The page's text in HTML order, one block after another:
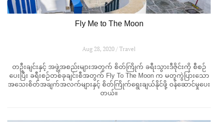
Fly Me to The Moon
Aug 28, 2020 / Travel
တဦးချင်းနှင့် အဖွဲ့အစည်းများအတွက် စိတ်ကြိုက် ခရီးသွားဒီဇိုင်းကို စီစဉ်
ပေးပြီး ခရီးစဉ်တစ်ခုချင်းစီအတွက် Fly To The Moon က မတူကွဲပြားသော
အသေးစိတ်အချက်အလက်များနှင့် စိတ်ကြိုက်ရွေးချယ်နိုင်ဖို့ ဝန်ဆောင်မှုပေး
တယ်။